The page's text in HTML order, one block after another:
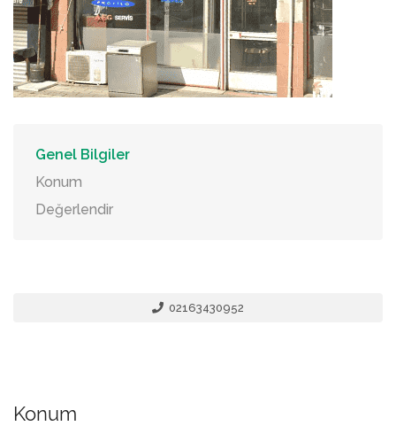
Genel Bilgiler
Konum
Değerlendir
02163430952
Konum